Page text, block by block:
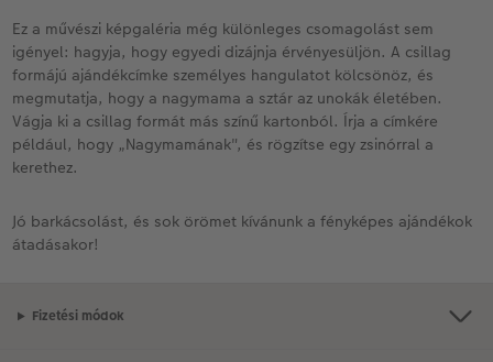
Ez a művészi képgaléria még különleges csomagolást sem
igényel: hagyja, hogy egyedi dizájnja érvényesüljön. A csillag
formájú ajándékcímke személyes hangulatot kölcsönöz, és
megmutatja, hogy a nagymama a sztár az unokák életében.
Vágja ki a csillag formát más színű kartonból. Írja a címkére
például, hogy „Nagymamának", és rögzítse egy zsinórral a
kerethez.
Jó barkácsolást, és sok örömet kívánunk a fényképes ajándékok
átadásakor!
Fizetési módok